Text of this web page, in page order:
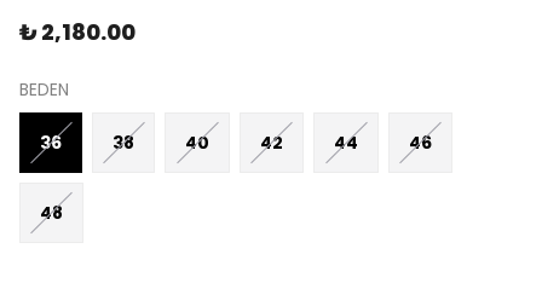
₺ 2,180.00
BEDEN
36 38 40 42 44 46
48